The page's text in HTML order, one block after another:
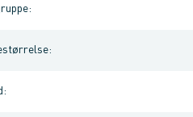
:
:
: